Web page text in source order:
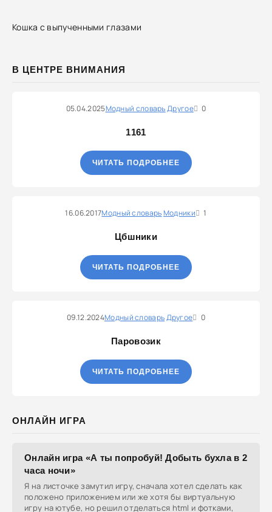
Кошка с выпученными глазами
В ЦЕНТРЕ ВНИМАНИЯ
05.04.2025Модный словарьДругое 0
1161
ЧИТАТЬ ПОДРОБНЕЕ
16.06.2017Модный словарьМодники 1
Цбшники
ЧИТАТЬ ПОДРОБНЕЕ
09.12.2024Модный словарьДругое 0
Паровозик
ЧИТАТЬ ПОДРОБНЕЕ
ОНЛАЙН ИГРА
Онлайн игра «А ты попробуй! Добыть бухла в 2
часа ночи»
Я на листочке замутил игру, сначала хотел сделать как
положено приложением или же хотя бы виртуальную
игру на ютубе, но решил отделаться html и фотками,